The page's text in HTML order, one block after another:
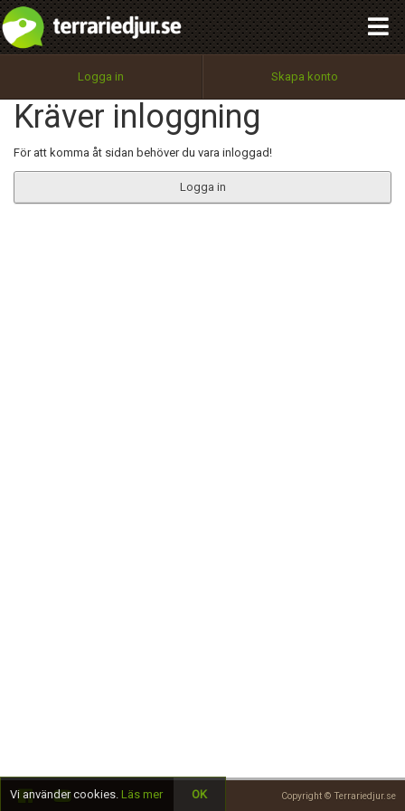
Logga in Skapa konto
Kräver inloggning
För att komma åt sidan behöver du vara inloggad!
Logga in
Copyright © Terrariedjur.se
Utför
100%
OK
integritetspolicy
Namn:
Epost:
Begär nytt lösenord
Tillbaka till förstasidan
Vi använder cookies. Läs mer OK